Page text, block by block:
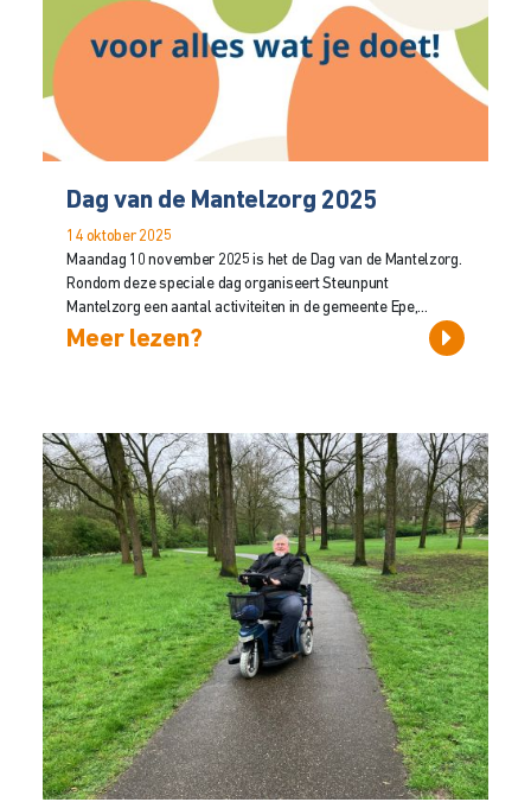
Dag van de Mantelzorg 2025
14 oktober 2025
Maandag 10 november 2025 is het de Dag van de Mantelzorg.
Rondom deze speciale dag organiseert Steunpunt
Mantelzorg een aantal activiteiten in de gemeente Epe,...
Meer lezen?